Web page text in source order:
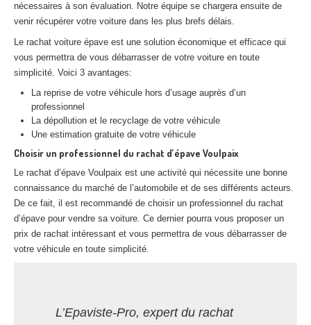
DOCUMENTS À JOINDRE
CONTACT
01 83 64 20 40
nécessaires à son évaluation. Notre équipe se chargera ensuite de
venir récupérer votre voiture dans les plus brefs délais.
Le rachat voiture épave est une solution économique et efficace qui
vous permettra de vous débarrasser de votre voiture en toute
simplicité. Voici 3 avantages:
La reprise de votre véhicule hors d’usage auprès d’un
professionnel
La dépollution et le recyclage de votre véhicule
Une estimation gratuite de votre véhicule
Choisir un professionnel du rachat d’épave Voulpaix
Le rachat d’épave Voulpaix est une activité qui nécessite une bonne
connaissance du marché de l’automobile et de ses différents acteurs.
De ce fait, il est recommandé de choisir un professionnel du rachat
d’épave pour vendre sa voiture. Ce dernier pourra vous proposer un
prix de rachat intéressant et vous permettra de vous débarrasser de
votre véhicule en toute simplicité.
L’Epaviste-Pro, expert du rachat